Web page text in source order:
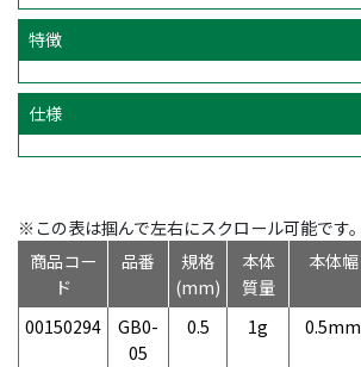
特徴
仕様
※この表は掴んで左右にスクロール可能です。
商品コー
ド
品番
規格
(mm)
本体
質量
本体幅
00150294
GB0-
05
0.5 1g 0.5mm